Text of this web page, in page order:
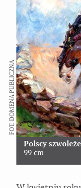
Polscy
99 cm.
FOT. DOMENA PUBLICZNA